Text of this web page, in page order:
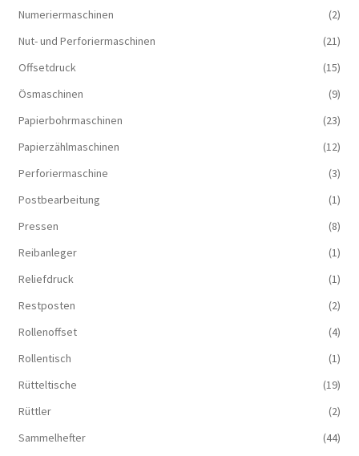
Numeriermaschinen
(2)
Nut- und Perforiermaschinen
(21)
Offsetdruck
(15)
Ösmaschinen
(9)
Papierbohrmaschinen
(23)
Papierzählmaschinen
(12)
Perforiermaschine
(3)
Postbearbeitung
(1)
Pressen
(8)
Reibanleger
(1)
Reliefdruck
(1)
Restposten
(2)
Rollenoffset
(4)
Rollentisch
(1)
Rütteltische
(19)
Rüttler
(2)
Sammelhefter
(44)